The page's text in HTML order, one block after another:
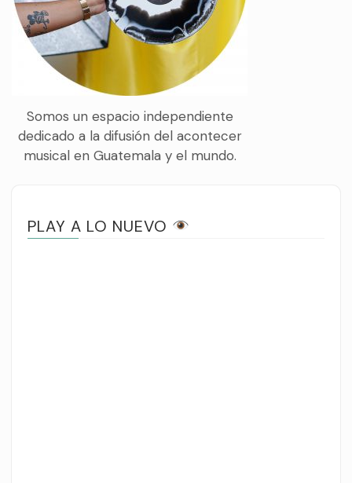
Somos un espacio independiente
dedicado a la difusión del acontecer
musical en Guatemala y el mundo.
PLAY A LO NUEVO